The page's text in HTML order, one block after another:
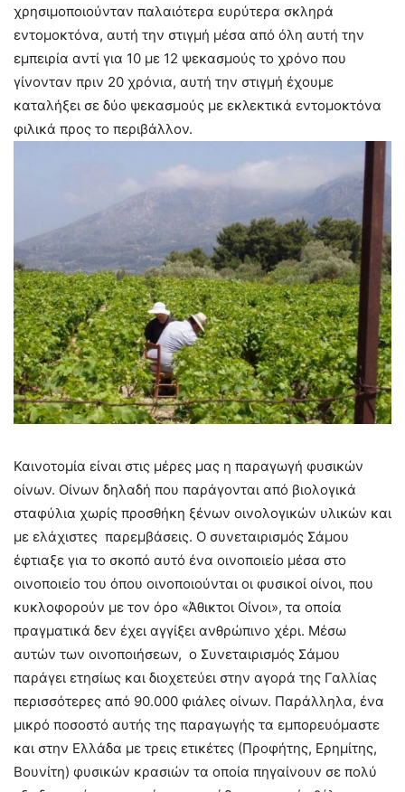
χρησιμοποιούνταν παλαιότερα ευρύτερα σκληρά
εντομοκτόνα, αυτή την στιγμή μέσα από όλη αυτή την
εμπειρία αντί για 10 με 12 ψεκασμούς το χρόνο που
γίνονταν πριν 20 χρόνια, αυτή την στιγμή έχουμε
καταλήξει σε δύο ψεκασμούς με εκλεκτικά εντομοκτόνα
φιλικά προς το περιβάλλον.
Καινοτομία είναι στις μέρες μας η παραγωγή φυσικών
οίνων. Οίνων δηλαδή που παράγονται από βιολογικά
σταφύλια χωρίς προσθήκη ξένων οινολογικών υλικών και
με ελάχιστες παρεμβάσεις. Ο συνεταιρισμός Σάμου
έφτιαξε για το σκοπό αυτό ένα οινοποιείο μέσα στο
οινοποιείο του όπου οινοποιούνται οι φυσικοί οίνοι, που
κυκλοφορούν με τον όρο «Άθικτοι Οίνοι», τα οποία
πραγματικά δεν έχει αγγίξει ανθρώπινο χέρι. Μέσω
αυτών των οινοποιήσεων, ο Συνεταιρισμός Σάμου
παράγει ετησίως και διοχετεύει στην αγορά της Γαλλίας
περισσότερες από 90.000 φιάλες οίνων. Παράλληλα, ένα
μικρό ποσοστό αυτής της παραγωγής τα εμπορευόμαστε
και στην Ελλάδα με τρεις ετικέτες (Προφήτης, Ερημίτης,
Βουνίτη) φυσικών κρασιών τα οποία πηγαίνουν σε πολύ